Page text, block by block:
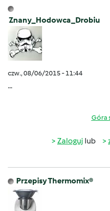
Znany_Hodowca_Drobiu
czw., 08/06/2015 - 11:44
...
Góra
Zaloguj lub
Przepisy Thermomix®